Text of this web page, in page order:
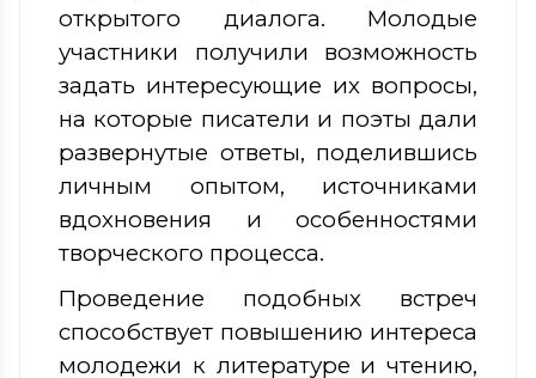
открытого диалога. Молодые
участники получили возможность
задать интересующие их вопросы,
на которые писатели и поэты дали
развернутые ответы, поделившись
личным опытом, источниками
вдохновения и особенностями
творческого процесса.
Проведение подобных встреч
способствует повышению интереса
молодежи к литературе и чтению,